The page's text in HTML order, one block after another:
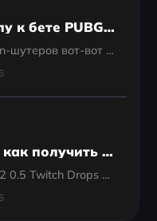
Руководство по доступу к бете PUBG Black Budget: как попасть во 2-ю закрытую альфу
Рынок тактических extraction-шутеров вот-вот ждёт серьёзное потрясение. Разработанная PUBG Studios и изданная KRAFTON, PUBG: Black Budget переносит напряжение высокорисковых extraction-циклов на остров, окутанный сверхъестественной аномалией. Пока...
POE 2 0.5 Twitch Drops: как получить и забрать награды
С выходом обновления POE 2 0.5 Twitch Drops вернулись с новым набором ограниченных по времени наград. От эксклюзивных косметических предметов до наград за поддержку стримеров — игроки могут получить ценные предметы, просто участвуя в событии. В этом...